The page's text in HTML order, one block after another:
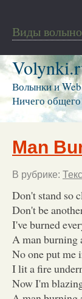
Виды
Волынки и
Ничего
Man
В рубрике:
Don't stand so
Don't be
I've burned
A man burning
No one put me
I lit a fire
Now I'm